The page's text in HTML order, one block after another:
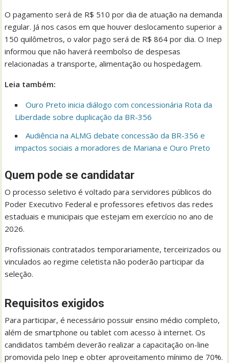
O pagamento será de R$ 510 por dia de atuação na demanda
regular. Já nos casos em que houver deslocamento superior a
150 quilômetros, o valor pago será de R$ 864 por dia. O Inep
informou que não haverá reembolso de despesas
relacionadas a transporte, alimentação ou hospedagem.
Leia também:
Ouro Preto inicia diálogo com concessionária Rota da
Liberdade sobre duplicação da BR-356
Audiência na ALMG debate concessão da BR-356 e
impactos sociais a moradores de Mariana e Ouro Preto
Quem pode se candidatar
O processo seletivo é voltado para servidores públicos do
Poder Executivo Federal e professores efetivos das redes
estaduais e municipais que estejam em exercício no ano de
2026.
Profissionais contratados temporariamente, terceirizados ou
vinculados ao regime celetista não poderão participar da
seleção.
Requisitos exigidos
Para participar, é necessário possuir ensino médio completo,
além de smartphone ou tablet com acesso à internet. Os
candidatos também deverão realizar a capacitação on-line
promovida pelo Inep e obter aproveitamento mínimo de 70%.